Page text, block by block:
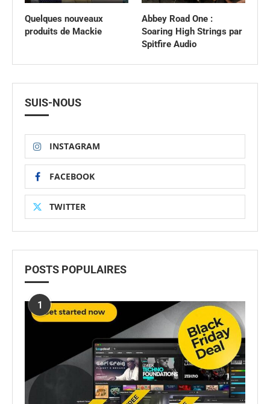
Quelques nouveaux
produits de Mackie
Abbey Road One :
Soaring High Strings par
Spitfire Audio
SUIS-NOUS
INSTAGRAM
FACEBOOK
TWITTER
POSTS POPULAIRES
1